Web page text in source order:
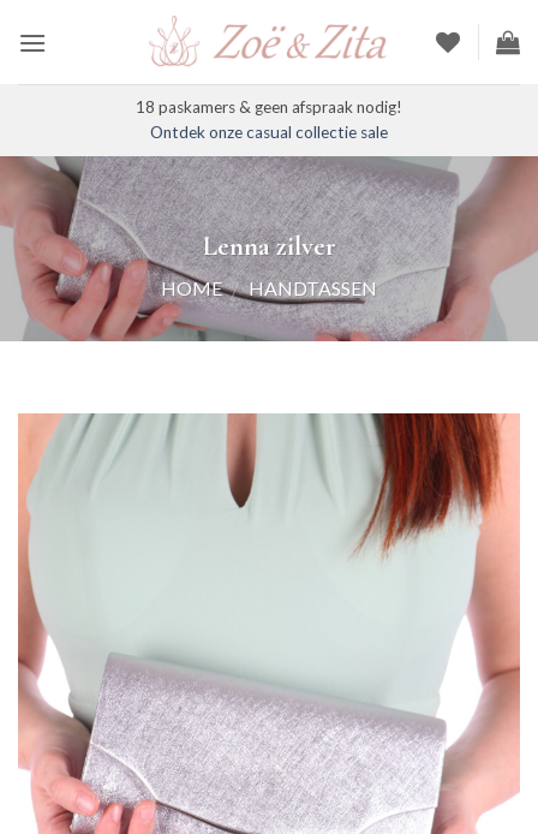
naar
18 paskamers & geen afspraak nodig!
Ontdek onze casual collectie sale
Lenna zilver
HOME / HANDTASSEN